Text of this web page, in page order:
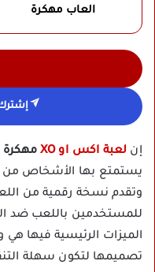
العاب مهكرة
إن لعبة اكس او XO مهكرة
يستمتع بها الأشخاص من
وتقدم نسخة رقمية من
للمستخدمين باللعب ضد
الميزات الرئيسية فيها
تصميمها لتكون سهلة